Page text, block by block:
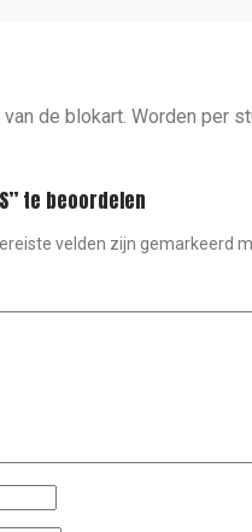
de blokart. Worden per
te beoordelen
velden zijn gemarkeerd